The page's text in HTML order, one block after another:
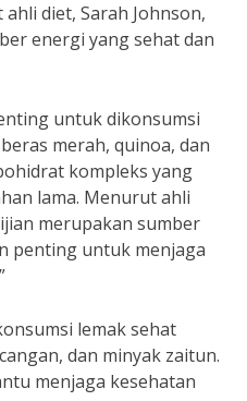
diet, Sarah Johnson,
energi yang sehat dan
untuk dikonsumsi
merah, quinoa, dan
kompleks yang
lama. Menurut ahli
merupakan sumber
penting untuk menjaga
lemak sehat
dan minyak zaitun.
menjaga kesehatan